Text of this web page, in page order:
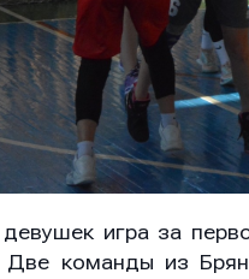
игра за
Две команды из